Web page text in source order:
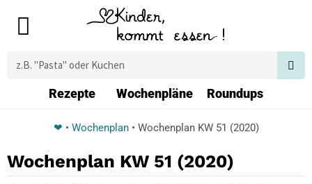
Main
Suche
Rezepte Wochenpläne Roundups
❤ • Wochenplan• Wochenplan KW 51 (2020)
Wochenplan KW 51 (2020)